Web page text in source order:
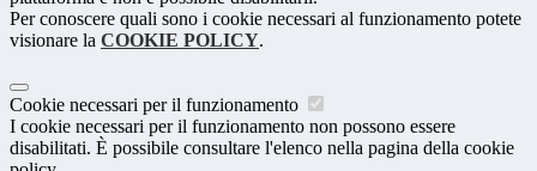
Per conoscere quali sono i cookie necessari al funzionamento potete
visionare la COOKIE POLICY.
Cookie necessari per il funzionamento
I cookie necessari per il funzionamento non possono essere
disabilitati. È possibile consultare l'elenco nella pagina della cookie